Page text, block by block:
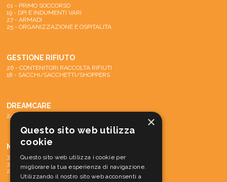
01 - PRIMO SOCCORSO
19 - DPI E INDUMENTI VARI
27 - ARMADI
25 - ORGANIZZAZIONE E OSPITALITA
GESTIONE RIFIUTO
26 - CONTENITORI RACCOLTA RIFIUTI
18 - SACCHI/SACCHETTI/SHOPPERS
DREAMCARE
24 - SISTEMA DREAMCARE
MACCHINE
31 - PARTI DI RICAMBIO E ACCESSORI
30 - MATERIALE CONS. MACCH.
29 - MACCHINE
×
Questo sito web utilizza
cookie
Questo sito web utilizza i cookie per
migliorare la tua esperienza di navigazione.
Utilizzando il nostro sito web acconsenti a